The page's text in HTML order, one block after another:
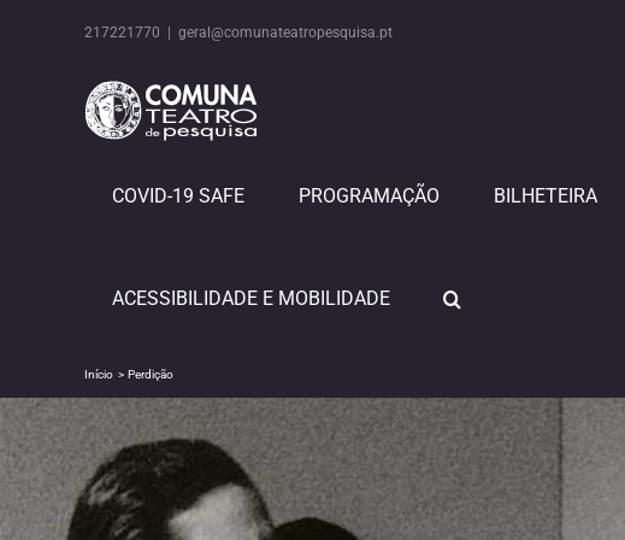
217221770 geral@comunateatropesquisa.pt
COVID-19 SAFE PROGRAMAÇÃO BILHETEIRA
ACESSIBILIDADE E MOBILIDADE
Início Perdição